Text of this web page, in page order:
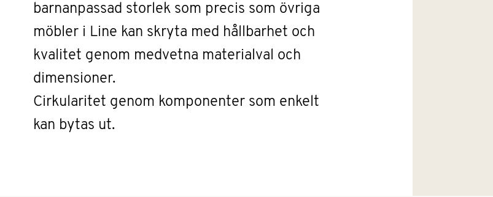
barnanpassad storlek som precis som övriga
möbler i Line kan skryta med hållbarhet och
kvalitet genom medvetna materialval och
dimensioner.
Cirkularitet genom komponenter som enkelt
kan bytas ut.